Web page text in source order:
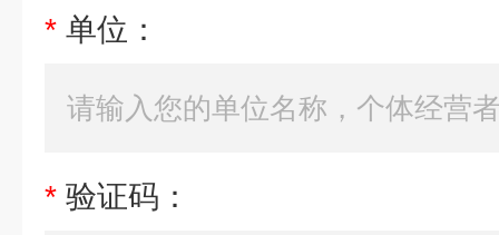
* 单位：
* 验证码：